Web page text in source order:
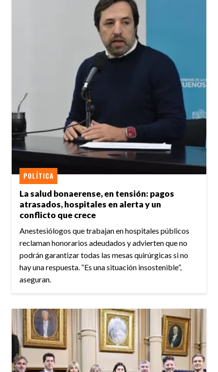
La salud bonaerense, en tensión: pagos
atrasados, hospitales en alerta y un
conflicto que crece
POLÍTICA
Anestesiólogos que trabajan en hospitales públicos
reclaman honorarios adeudados y advierten que no
podrán garantizar todas las mesas quirúrgicas si no
hay una respuesta. “Es una situación insostenible”,
aseguran.